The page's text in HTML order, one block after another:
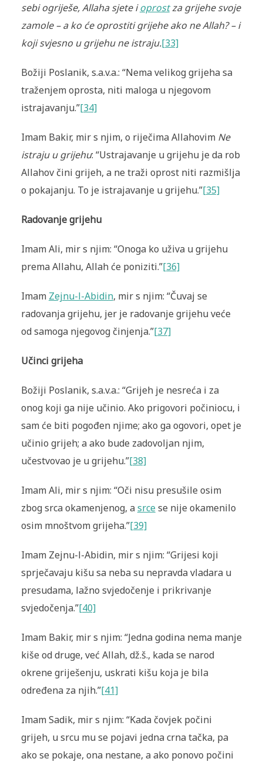
sebi ogriješe, Allaha sjete ioprostza grijehe svoje
zamole – a ko će oprostiti grijehe ako ne Allah? – i
koji svjesno u grijehu ne istraju.[33]
Božiji Poslanik, s.a.v.a.: “Nema velikog grijeha sa
traženjem oprosta, niti maloga u njegovom
istrajavanju.”[34]
Imam Bakir, mir s njim, o riječima Allahovim Ne
istraju u grijehu: “Ustrajavanje u grijehu je da rob
Allahov čini grijeh, a ne traži oprost niti razmišlja
o pokajanju. To je istrajavanje u grijehu.”[35]
Radovanje grijehu
Imam Ali, mir s njim: “Onoga ko uživa u grijehu
prema Allahu, Allah će poniziti.”[36]
Imam Zejnu-l-Abidin, mir s njim: “Čuvaj se
radovanja grijehu, jer je radovanje grijehu veće
od samoga njegovog činjenja.”[37]
Učinci grijeha
Božiji Poslanik, s.a.v.a.: “Grijeh je nesreća i za
onog koji ga nije učinio. Ako prigovori počiniocu, i
sam će biti pogođen njime; ako ga ogovori, opet je
učinio grijeh; a ako bude zadovoljan njim,
učestvovao je u grijehu.”[38]
Imam Ali, mir s njim: “Oči nisu presušile osim
zbog srca okamenjenog, asrcese nije okamenilo
osim mnoštvom grijeha.”[39]
Imam Zejnu-l-Abidin, mir s njim: “Grijesi koji
sprječavaju kišu sa neba su nepravda vladara u
presudama, lažno svjedočenje i prikrivanje
svjedočenja.”[40]
Imam Bakir, mir s njim: “Jedna godina nema manje
kiše od druge, već Allah, dž.š., kada se narod
okrene griješenju, uskrati kišu koja je bila
određena za njih.”[41]
Imam Sadik, mir s njim: “Kada čovjek počini
grijeh, u srcu mu se pojavi jedna crna tačka, pa
ako se pokaje, ona nestane, a ako ponovo počini